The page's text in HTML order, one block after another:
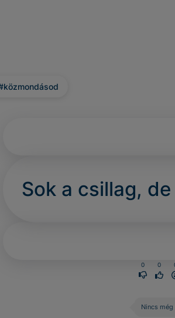
Sok a csillag,
0 0
Nincs